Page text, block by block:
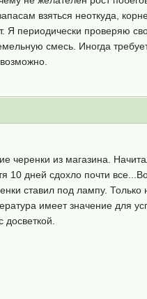
взяться неоткуда,
Я периодически проверяю
смесь. Иногда
черенки из магазина.
10 дней сдохло почти
ставил под лампу.
имеет значение для